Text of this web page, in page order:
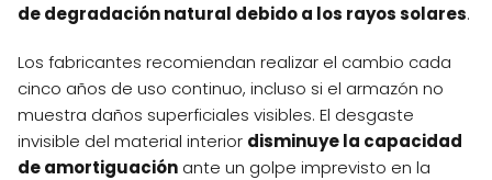
de degradación natural debido a los rayos solares.
Los fabricantes recomiendan realizar el cambio cada
cinco años de uso continuo, incluso si el armazón no
muestra daños superficiales visibles. El desgaste
invisible del material interior disminuye la capacidad
de amortiguación ante un golpe imprevisto en la